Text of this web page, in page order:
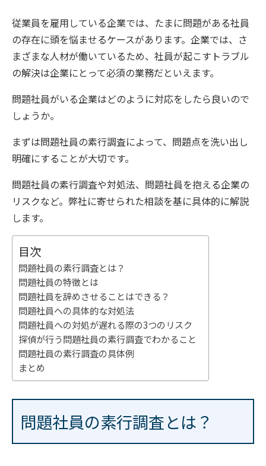
従業員を雇用している企業では、たまに問題がある社員
の存在に頭を悩ませるケースがあります。企業では、さ
まざまな人材が働いているため、社員が起こすトラブル
の解決は企業にとって必須の業務だといえます。
問題社員がいる企業はどのように対応をしたら良いので
しょうか。
まずは問題社員の素行調査によって、問題点を洗い出し
明確にすることが大切です。
問題社員の素行調査や対処法、問題社員を抱える企業の
リスクなど。弊社に寄せられた相談を基に具体的に解説
します。
目次
問題社員の素行調査とは？
問題社員の特徴とは
問題社員を辞めさせることはできる？
問題社員への具体的な対処法
問題社員への対処が遅れる際の3つのリスク
探偵が行う問題社員の素行調査でわかること
問題社員の素行調査の具体例
まとめ
問題社員の素行調査とは？